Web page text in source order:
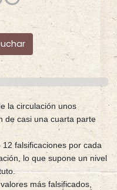
la circulación unos
de casi una cuarta parte
falsificaciones por cada
lo que supone un nivel
más falsificados,